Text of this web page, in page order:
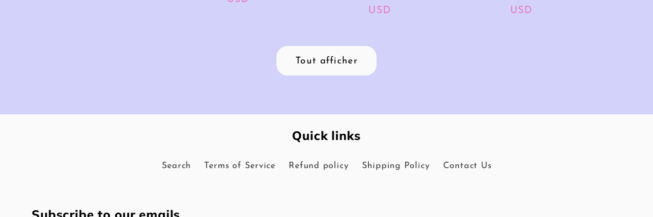
soldé
USD
soldé
USD
Tout afficher
Quick links
Search Terms of Service Refund policy Shipping Policy Contact Us